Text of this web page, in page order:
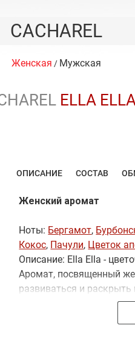
CACHAREL
Женская / Мужская
ELLA ELLA
ОПИСАНИЕ СОСТАВ
Женский аромат
Ноты: Бергамот,
Кокос, Пачули, Цветок
Описание: Ella Ella -
Аромат, посвященный
развиваться и
воспевает